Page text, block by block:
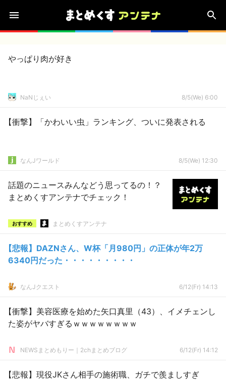
やっぱり肉が好き
NaNじぇい 8/5(We) 6:00
【衝撃】「かわいい虫」ランキング、ついに発表される
なんJワールド 8/5(We) 12:30
話題のニュースみんなどう思ってるの！？
まとめくすアンテナでチェック！
おすすめ まとめくすアンテナ
【悲報】DAZNさん、W杯「月980円」の正体が年2万
6340円だった・・・・・・・・・
なんJクエスト 6/12(Fr) 14:13
【衝撃】美容医療を始めた矢口真里（43）、イメチェンし
た姿がヤバすぎるｗｗｗｗｗｗｗｗ
NEWSまとめもりー｜2chまとめブログ 6/12(Fr) 14:12
【悲報】現役JKさん相手の施術職、ガチで羨ましすぎ